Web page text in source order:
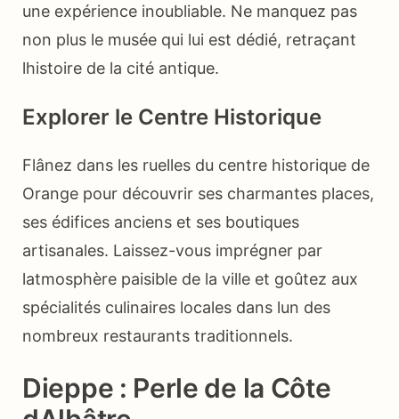
une expérience inoubliable. Ne manquez pas
non plus le musée qui lui est dédié, retraçant
lhistoire de la cité antique.
Explorer le Centre Historique
Flânez dans les ruelles du centre historique de
Orange pour découvrir ses charmantes places,
ses édifices anciens et ses boutiques
artisanales. Laissez-vous imprégner par
latmosphère paisible de la ville et goûtez aux
spécialités culinaires locales dans lun des
nombreux restaurants traditionnels.
Dieppe : Perle de la Côte